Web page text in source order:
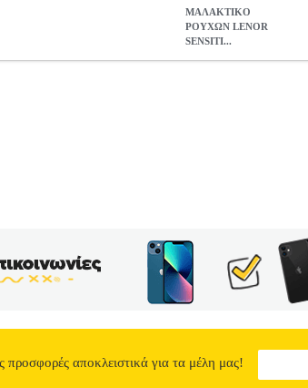
ΜΑΛΑΚΤΙΚΟ
ΡΟΥΧΩΝ LENOR
SENSITI...
προσφορές αποκλειστικά για τα μέλη μας!